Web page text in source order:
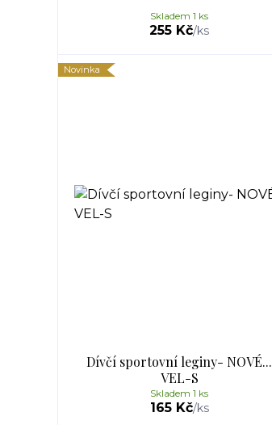
255 Kč/ks
Skladem 1 ks
Novinka
Dívčí sportovní leginy- NOVÉ...
VEL-S
165 Kč/ks
Skladem 1 ks